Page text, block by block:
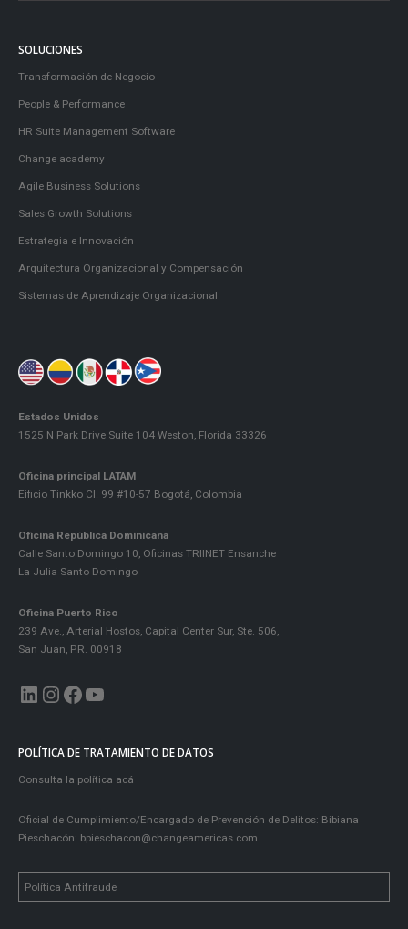
SOLUCIONES
Transformación de Negocio
People & Performance
HR Suite Management Software
Change academy
Agile Business Solutions
Sales Growth Solutions
Estrategia e Innovación
Arquitectura Organizacional y Compensación
Sistemas de Aprendizaje Organizacional
Estados Unidos
1525 N Park Drive Suite 104 Weston, Florida 33326
Oficina principal LATAM
Eificio Tinkko Cl. 99 #10-57 Bogotá, Colombia
Oficina República Dominicana
Calle Santo Domingo 10, Oficinas TRIINET Ensanche
La Julia Santo Domingo
Oficina Puerto Rico
239 Ave., Arterial Hostos, Capital Center Sur, Ste. 506,
San Juan, P.R. 00918
LinkedIn InstagramFacebook YouTube
POLÍTICA DE TRATAMIENTO DE DATOS
Consulta la política acá
Oficial de Cumplimiento/Encargado de Prevención de Delitos: Bibiana
Pieschacón: bpieschacon@changeamericas.com
Política Antifraude